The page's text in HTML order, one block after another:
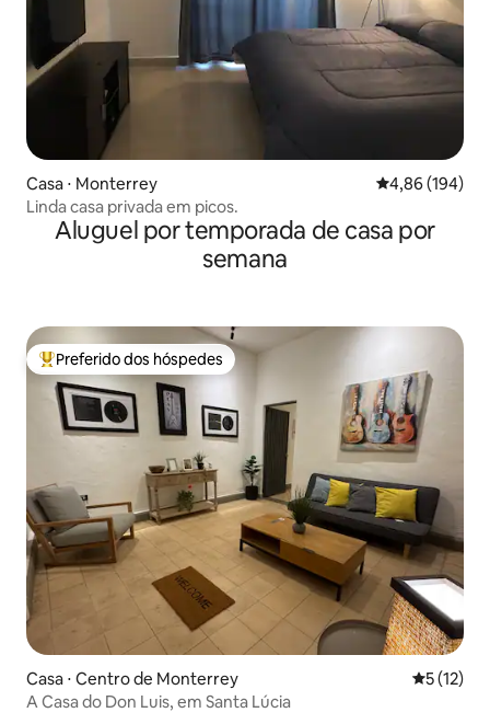
Casa ⋅ Monterrey 4,86 de uma
4,86 (194)
Linda casa privada em picos.
Aluguel por temporada de casa por
semana
Entre os melhores preferidos dos hóspedes
Preferido dos hóspedes
Casa ⋅ Centro de Monterrey 5 de uma
5 (12)
A Casa do Don Luis, em Santa Lúcia